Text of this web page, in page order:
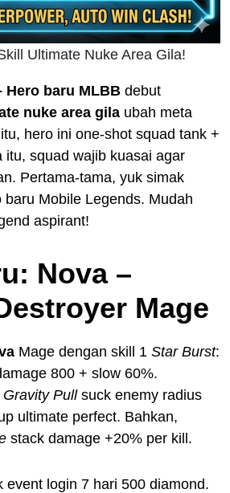
Ultimate Nuke Area Gila!
Hero baru MLBB debut
nuke area gila ubah meta
hero ini one-shot squad tank +
itu, squad wajib kuasai agar
Pertama-tama, yuk simak
Mobile Legends. Mudah
aspirant!
Nova –
Mage
Mage dengan skill 1 Star Burst:
800 + slow 60%.
Gravity Pullsuck enemy radius
ultimate perfect. Bahkan,
stack damage +20% per kill.
event login 7 hari 500 diamond.